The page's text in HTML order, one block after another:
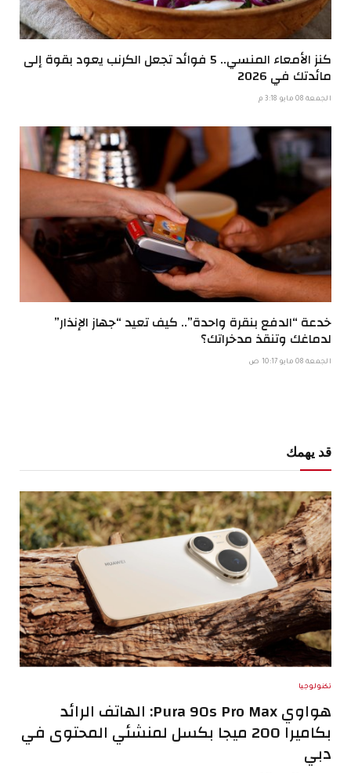
كنز الأمعاء المنسي.. 5 فوائد تجعل الكرنب يعود بقوة إلى
مائدتك في 2026
الجمعة 08 مايو 3:18 م
خدعة “الدفع بنقرة واحدة”.. كيف تعيد “جهاز الإنذار”
لدماغك وتنقذ مدخراتك؟
الجمعة 08 مايو 10:17 ص
قد يهمك
تكنولوجيا
هواوي Pura 90s Pro Max: الهاتف الرائد
بكاميرا 200 ميجا بكسل لمنشئي المحتوى في
دبي